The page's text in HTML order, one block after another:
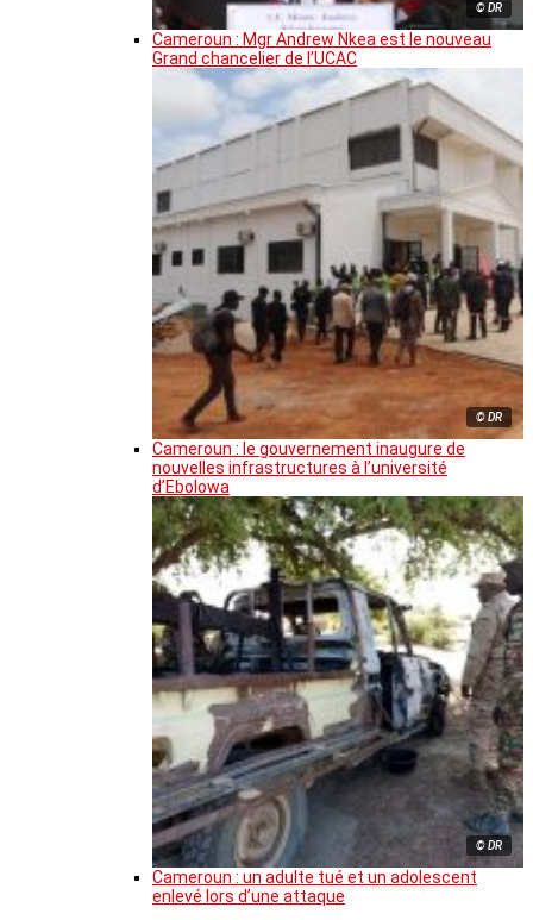
© DR
Cameroun : Mgr Andrew Nkea est le nouveau
Grand chancelier de l’UCAC
© DR
Cameroun : le gouvernement inaugure de
nouvelles infrastructures à l’université
d’Ebolowa
© DR
Cameroun : un adulte tué et un adolescent
enlevé lors d’une attaque